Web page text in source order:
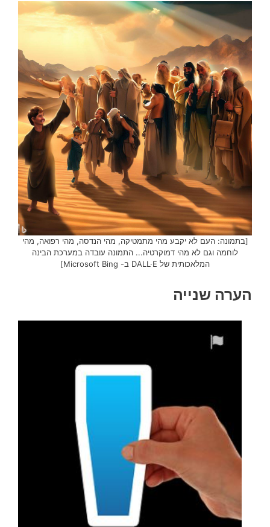
[בתמונה:העם לא יקבע מהי מתמטיקה, מהי הנדסה, מהי רפואה, מהי
לוחמה וגם לא מהי דמוקרטיה... התמונה עובדה במערכת הבינה
המלאכותית של DALL·E ב- Microsoft Bing]
הערה שנייה